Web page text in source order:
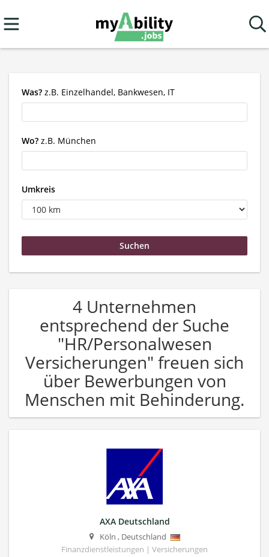
Was? z.B. Einzelhandel, Bankwesen, IT
Wo? z.B. München
Umkreis
4 Unternehmen
entsprechend der Suche
"HR/Personalwesen
Versicherungen" freuen sich
über Bewerbungen von
Menschen mit Behinderung.
AXA Deutschland
Köln , Deutschland
Finanzdienstleistungen | Versicherungen